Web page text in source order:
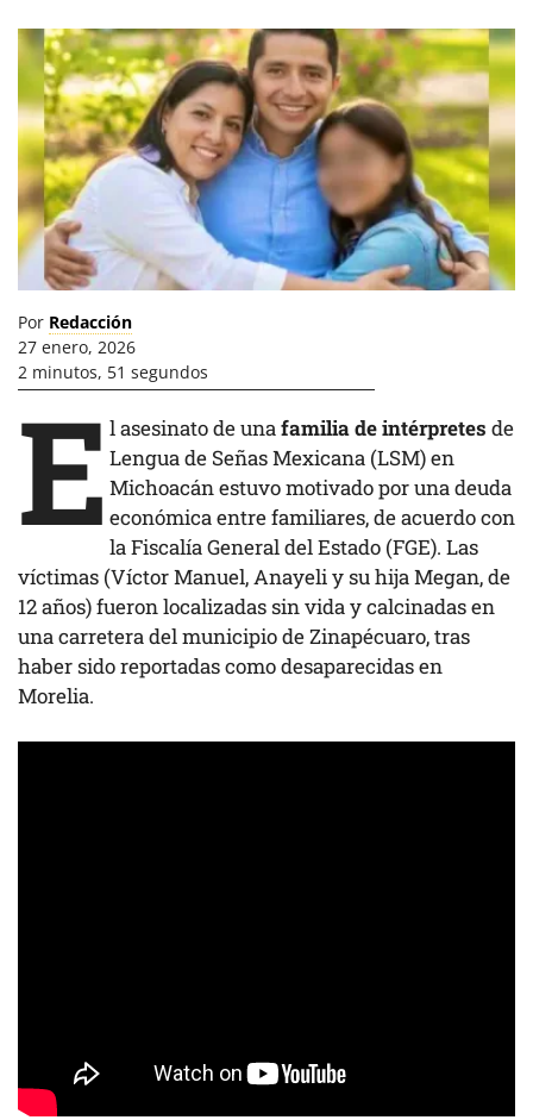
Por Redacción
27 enero, 2026
2 minutos, 51 segundos
E l asesinato de unafamilia de intérpretes de
Lengua de Señas Mexicana (LSM) en
Michoacán estuvo motivado por una deuda
económica entre familiares, de acuerdo con
la Fiscalía General del Estado (FGE). Las
víctimas (Víctor Manuel, Anayeli y su hija Megan, de
12 años) fueron localizadas sin vida y calcinadas en
una carretera del municipio de Zinapécuaro, tras
haber sido reportadas como desaparecidas en
Morelia.